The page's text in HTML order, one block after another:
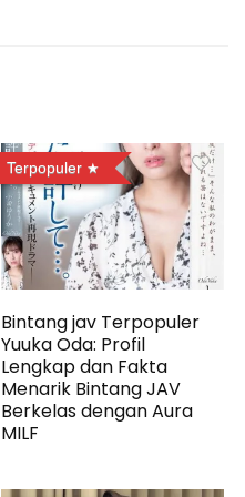
Terpopuler
Bintang jav Terpopuler
Yuuka Oda: Profil
Lengkap dan Fakta
Menarik Bintang JAV
Berkelas dengan Aura
MILF